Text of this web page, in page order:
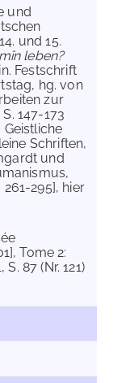
und
und 15.
leben?
Festschrift
hg. von
zur
147-173
Schriften,
und
295], hier
Tome 2:
87 (Nr. 121)